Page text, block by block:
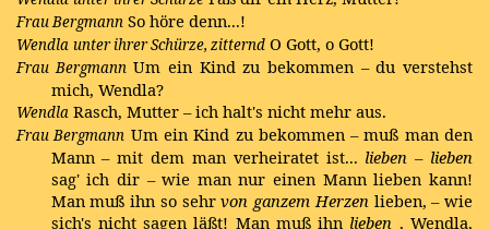
Frau Bergmann So höre denn...!
Wendla unter ihrer Schürze, zitternd O Gott, o Gott!
Frau Bergmann Um ein Kind zu bekommen – du verstehst
mich, Wendla?
Wendla Rasch, Mutter – ich halt's nicht mehr aus.
Frau Bergmann Um ein Kind zu bekommen – muß man den
Mann – mit dem man verheiratet ist... lieben – lieben
sag' ich dir – wie man nur einen Mann lieben kann!
Man muß ihn so sehrvon ganzem Herzen lieben, – wie
sich's nicht sagen läßt! Man muß ihn lieben , Wendla,